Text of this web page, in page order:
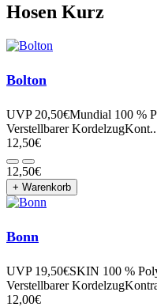
Hosen Kurz
Bolton
UVP 20,50€Mundial 100 %
Verstellbarer KordelzugKont..
12,50€
12,50€
+ Warenkorb
Bonn
UVP 19,50€SKIN 100 %
Verstellbarer
12,00€